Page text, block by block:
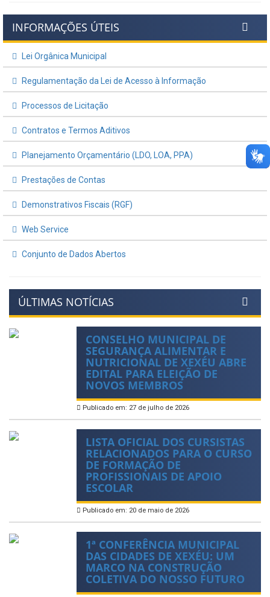
INFORMAÇÕES ÚTEIS
Lei Orgânica Municipal
Regulamentação da Lei de Acesso à Informação
Processos de Licitação
Contratos e Termos Aditivos
Planejamento Orçamentário (LDO, LOA, PPA)
Prestações de Contas
Demonstrativos Fiscais (RGF)
Web Service
Conjunto de Dados Abertos
ÚLTIMAS NOTÍCIAS
CONSELHO MUNICIPAL DE
SEGURANÇA ALIMENTAR E
NUTRICIONAL DE XEXÉU ABRE
EDITAL PARA ELEIÇÃO DE
NOVOS MEMBROS
Publicado em: 27 de julho de 2026
LISTA OFICIAL DOS CURSISTAS
RELACIONADOS PARA O CURSO
DE FORMAÇÃO DE
PROFISSIONAIS DE APOIO
ESCOLAR
Publicado em: 20 de maio de 2026
1ª CONFERÊNCIA MUNICIPAL
DAS CIDADES DE XEXÉU: UM
MARCO NA CONSTRUÇÃO
COLETIVA DO NOSSO FUTURO